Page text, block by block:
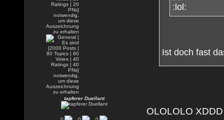
tapferer Duellant
Ist doch fast
OLOLOLO XDDD